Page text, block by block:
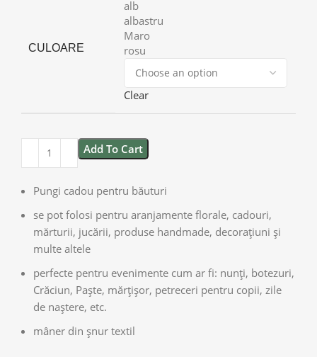
CULOARE
alb
albastru
Maro
rosu
Clear
Add To Cart
Pungi cadou pentru băuturi
se pot folosi pentru aranjamente florale, cadouri,
mărturii, jucării, produse handmade, decorațiuni și
multe altele
perfecte pentru evenimente cum ar fi: nunți, botezuri,
Crăciun, Paște, mărțișor, petreceri pentru copii, zile
de naștere, etc.
mâner din șnur textil